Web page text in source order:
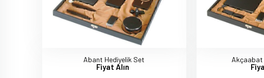
Abant Hediyelik Set
Fiyat Alın
Akçaabat